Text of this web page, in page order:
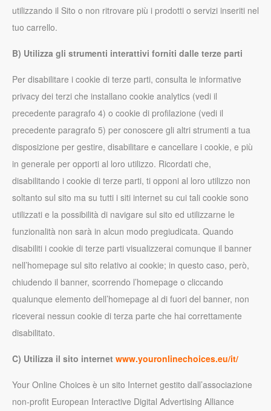
utilizzando il Sito o non ritrovare più i prodotti o servizi inseriti nel
tuo carrello.
B) Utilizza gli strumenti interattivi forniti dalle terze parti
Per disabilitare i cookie di terze parti, consulta le informative
privacy dei terzi che installano cookie analytics (vedi il
precedente paragrafo 4) o cookie di profilazione (vedi il
precedente paragrafo 5) per conoscere gli altri strumenti a tua
disposizione per gestire, disabilitare e cancellare i cookie, e più
in generale per opporti al loro utilizzo. Ricordati che,
disabilitando i cookie di terze parti, ti opponi al loro utilizzo non
soltanto sul sito ma su tutti i siti internet su cui tali cookie sono
utilizzati e la possibilità di navigare sul sito ed utilizzarne le
funzionalità non sarà in alcun modo pregiudicata. Quando
disabiliti i cookie di terze parti visualizzerai comunque il banner
nell’homepage sul sito relativo ai cookie; in questo caso, però,
chiudendo il banner, scorrendo l’homepage o cliccando
qualunque elemento dell’homepage al di fuori del banner, non
riceverai nessun cookie di terza parte che hai correttamente
disabilitato.
C) Utilizza il sito internet www.youronlinechoices.eu/it/
Your Online Choices è un sito Internet gestito dall’associazione
non-profit European Interactive Digital Advertising Alliance